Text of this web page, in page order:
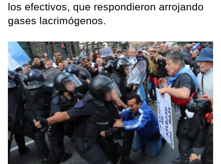
los efectivos, que respondieron arrojando
gases lacrimógenos.